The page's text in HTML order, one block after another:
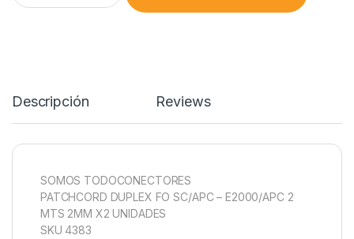
Descripción Reviews
SOMOS TODOCONECTORES
PATCHCORD DUPLEX FO SC/APC – E2000/APC 2
MTS 2MM X2 UNIDADES
SKU 4383